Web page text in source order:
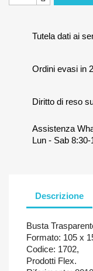
Tutela dati ai
Ordini evasi in
Diritto di reso
Assistenza
Lun - Sab
Descrizione
Busta
Formato: 105 x
Codice: 1702,
Prodotti Flex.